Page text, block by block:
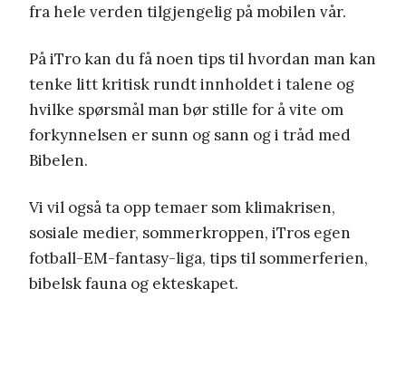
fra hele verden tilgjengelig på mobilen vår.
På iTro kan du få noen tips til hvordan man kan
tenke litt kritisk rundt innholdet i talene og
hvilke spørsmål man bør stille for å vite om
forkynnelsen er sunn og sann og i tråd med
Bibelen.
Vi vil også ta opp temaer som klimakrisen,
sosiale medier, sommerkroppen, iTros egen
fotball-EM-fantasy-liga, tips til sommerferien,
bibelsk fauna og ekteskapet.